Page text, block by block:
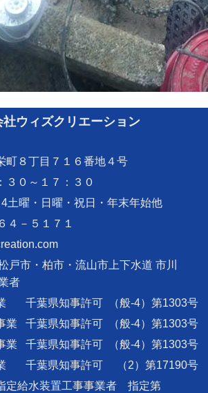
社ウィズクリエーション
町８丁目７１６番地４号
０～１７：３０
曜・日曜・祝日・年末年始他
４－５１７１
戸市・柏市・流山市上下水道 市川
者
千葉県知事許可
（般-4）第1303号
業
千葉県知事許可
（般-4）第1303号
業
千葉県知事許可
（般-4）第1303号
千葉県知事許可
（2）第17190号
定給水装置工事事業者 指定第